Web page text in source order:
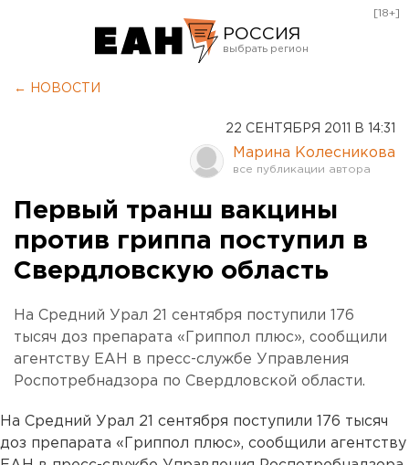
РОССИЯ
Оренбург
[18+]
← НОВОСТИ
22 СЕНТЯБРЯ 2011 В 14:31
Марина Колесникова
Первый транш вакцины
против гриппа поступил в
Свердловскую область
На Средний Урал 21 сентября поступили 176
тысяч доз препарата «Гриппол плюс», сообщили
агентству ЕАН в пресс-службе Управления
Роспотребнадзора по Свердловской области.
На Средний Урал 21 сентября поступили 176 тысяч
доз препарата «Гриппол плюс», сообщили агентству